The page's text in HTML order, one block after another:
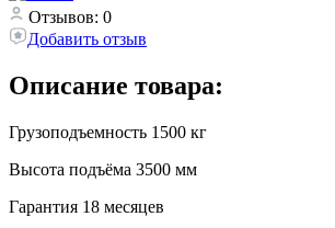
Отзывов: 0
Добавить отзыв
Описание товара:
Грузоподъемность 1500 кг
Высота подъёма 3500 мм
Гарантия 18 месяцев